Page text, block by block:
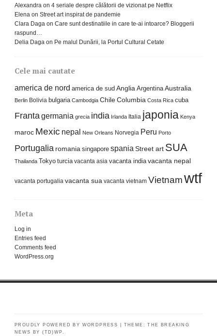
Alexandra on 4 seriale despre călătorii de vizionat pe Netflix
Elena on Street art inspirat de pandemie
Clara Daga on Care sunt destinatiile in care te-ai intoarce? Bloggerii
raspund…
Delia Daga on Pe malul Dunării, la Portul Cultural Cetate
Cele mai cautate
america de nord america de sud Anglia Argentina Australia
Berlin Bolivia bulgaria Cambodgia Chile Columbia Costa Rica cuba
Franta germania grecia india Irlanda Italia japonia Kenya
maroc Mexic nepal New Orleans Norvegia Peru Porto
Portugalia romania singapore spania Street art SUA
Thailanda Tokyo turcia vacanta asia vacanta india vacanta nepal
vacanta portugalia vacanta sua vacanta vietnam Vietnamwtf
Meta
Log in
Entries feed
Comments feed
WordPress.org
PROUDLY POWERED BY WORDPRESS
THEME: THE BREAKING
NEWS BY(TD)WP